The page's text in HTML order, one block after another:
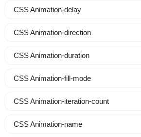
CSS Animation-delay
CSS Animation-direction
CSS Animation-duration
CSS Animation-fill-mode
CSS Animation-iteration-count
CSS Animation-name